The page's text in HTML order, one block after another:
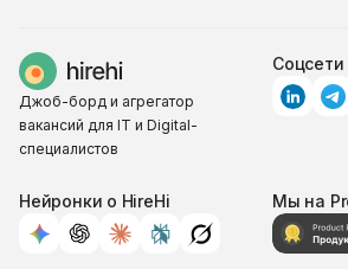
Джоб-борд и агрегатор
вакансий для IT и Digital-
специалистов
Соцсети
Нейронки о HireHi Мы на